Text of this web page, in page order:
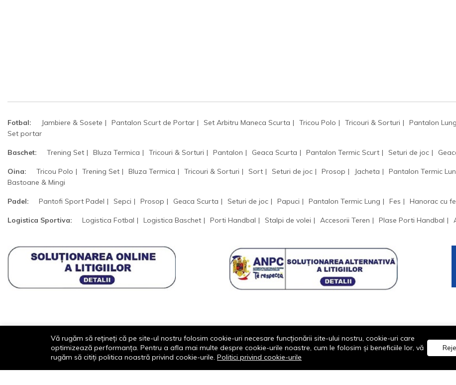
Fotbal: Jambiere & Sosete Pantalon Scurt de Portar Set Arbitru Maneca Scurta Tricou Polo Tricouri & Sorturi Pantalon
Set portar
Baschet: Trening Set Bluza Termica Tricouri & Sorturi Pantalon Geaca Scurta Pantalon Termic Scurt Seturi de joc
Oina: Tricou Polo Trening Set Bluza Termica Tricouri & Sorturi Sort Seturi de joc Prosop Jacheta Pantalon Termic
Bastoane & Mingi
Padel: Pantofi Sport Padel Sepci Prosop Geaca Scurta Seturi de joc Papuci Pantalon Termic Lung Fes Hanorac cu
Logistica Sportiva: Logistica Fotbal Logistica Baschet Porti Handbal Stalpi de volei Accesorii Teren Plase Porti Handbal
© 2013-2026 - Dornik Total Services S.R.L. CUI
32211812 Reg.Com. J13/1996/2013, Str.
Vă rugăm să rețineți că pe site-ul nostru folosim cookie-uri necesare funcționării site-ului nostru, cookie-uri care
optimizează performanța. Pentru a afla mai multe despre cookie-urile noastre, cum le folosim și beneficiile lor, vă
rugăm să citiți politica noastră privind cookie-urile. Politici privind cookie-urile